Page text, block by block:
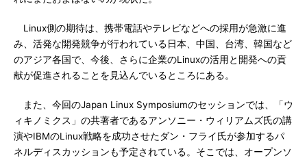
Linux側の期待は、携帯電話やテレビなどへの採用が急激に進
み、活発な開発競争が行われている日本、中国、台湾、韓国など
のアジア各国で、今後、さらに企業のLinuxの活用と開発への貢
献が促進されることを見込んでいるところにある。
また、今回のJapan Linux Symposiumのセッションでは、「ウ
ィキノミクス」の共著者であるアンソニー・ウィリアムズ氏の講
演やIBMのLinux戦略を成功させたダン・フライ氏が参加するパ
ネルディスカッションも予定されている。そこでは、オープンソ